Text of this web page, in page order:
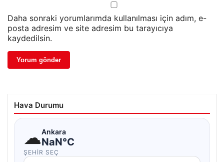
Daha sonraki yorumlarımda kullanılması için adım, e-
posta adresim ve site adresim bu tarayıcıya
kaydedilsin.
Hava Durumu
☁Ankara
NaN°C
ŞEHIR SEÇ